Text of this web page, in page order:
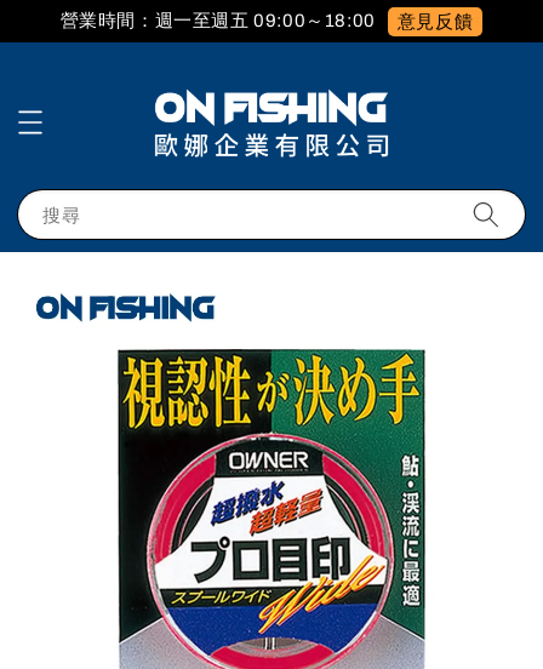
營業時間：週一至週五 09:00～18:00 意見反饋
搜尋